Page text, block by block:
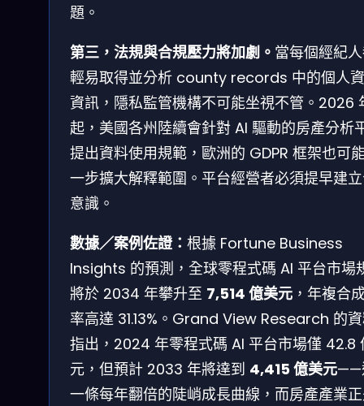
題。
第三，法規與合規壓力將加劇。 當每個經紀
輕易取得並分析 county records 中的個人
資訊，隱私監管機構不可能坐視不管。2026
起，美國各州陸續會針對 AI 驅動的房產分析
提出資料使用規範，歐洲的 GDPR 框架也可
一步擴大解釋範圍。平台經營者必須提早建
意識。
數據／案例佐證： 根據 Fortune Business
Insights 的預測，全球零程式碼 AI 平台市場
將於 2034 年攀升至 7,514 億美元 ，年複合
率高達 31.13%。Grand View Research 的
指出，2024 年零程式碼 AI 平台市場僅 42.8
元，但預計 2033 年將達到 4,415 億美元——
一條每年翻倍的陡峭成長曲線，而房產產業